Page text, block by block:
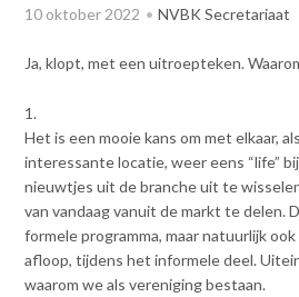
p
o
a
v
i
g
a
t
i
o
10 oktober 2022 NVBK Secretariaat
Ja, klopt, met een uitroepteken.
1.
Het is een mooie kans om met elkaar,
interessante locatie, weer eens “life”
nieuwtjes uit de branche uit te
van vandaag vanuit de markt te delen.
formele programma, maar natuurlijk
afloop, tijdens het informele deel.
waarom we als vereniging bestaan.
Infra (KM)
Boek
Dag van de
Dag van